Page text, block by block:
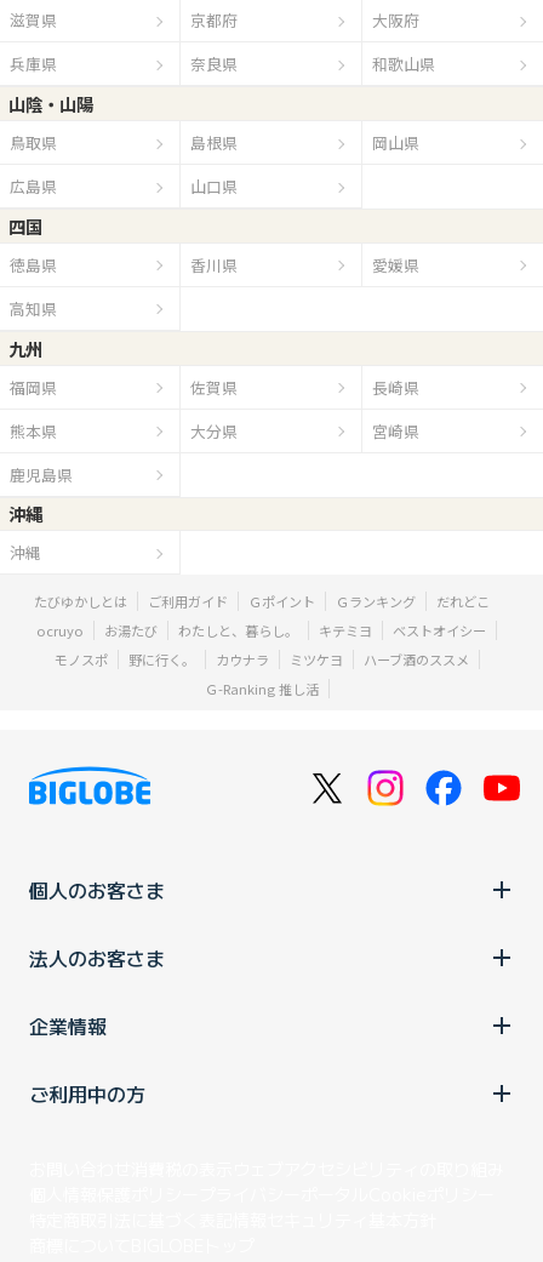
滋賀県 京都府
大阪府
兵庫県
奈良県 和歌山県
山陰・山陽
鳥取県 島根県
岡山県
広島県
山口県
四国
徳島県 香川県
愛媛県
高知県
九州
福岡県 佐賀県
長崎県
熊本県
大分県
宮崎県
鹿児島県
沖縄
沖縄
たびゆかしとは ご利用ガイド Ｇポイント Ｇランキング
だれどこ
ocruyo
お湯たび わたしと、暮らし。 キテミヨ
ベストオイシー
モノスポ
野に行く。 カウナラ ミツケヨ
ハーブ酒のススメ
Ｇ-Ranking 推し活
個人のお客さま
法人のお客さま
企業情報
ご利用中の方